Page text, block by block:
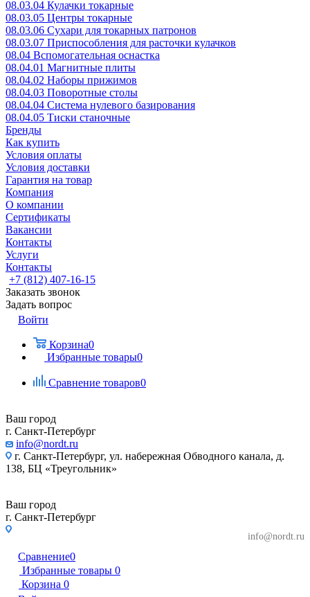
08.03.04 Кулачки токарные
08.03.05 Центры токарные
08.03.06 Сухари для токарных патронов
08.03.07 Приспособления для расточки кулачков
08.04 Вспомогательная оснастка
08.04.01 Магнитные плиты
08.04.02 Наборы прижимов
08.04.03 Поворотные столы
08.04.04 Система нулевого базирования
08.04.05 Тиски станочные
Бренды
Как купить
Условия оплаты
Условия доставки
Гарантия на товар
Компания
О компании
Сертификаты
Вакансии
Контакты
Услуги
Контакты
+7 (812) 407-16-15
Заказать звонок
Задать вопрос
Войти
Корзина0
Избранные товары0
Сравнение товаров0
Ваш город
г. Санкт-Петербург
info@nordt.ru
г. Санкт-Петербург, ул. набережная Обводного канала, д.
138, БЦ «Треугольник»
Ваш город
г. Санкт-Петербург
info@nordt.ru
Сравнение0
Избранные товары 0
Корзина 0